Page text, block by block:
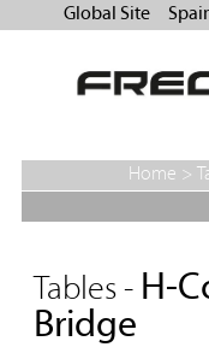
Global Site
Home >
Tables - H-
Bridge